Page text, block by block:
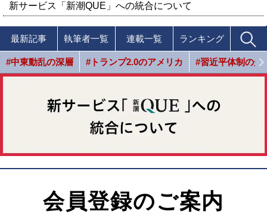
新サービス「新潮QUE」への統合について
最新記事 執筆者一覧 連載一覧 ランキング
#中東動乱の深層 #トランプ2.0のアメリカ #習近平体制の光
会員登録のご案内